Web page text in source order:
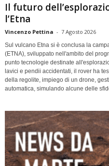
Il futuro
l’Etna
Vincenzo Pettina - 7 Agosto 2026
Sul vulcano Etna si è conclusa la
(ETNA), sviluppato nell'ambito del
punto tecnologie destinate
lavici e pendii accidentati, il rover ha
della regolite, impiego di un drone,
automatica, simulando alcune delle